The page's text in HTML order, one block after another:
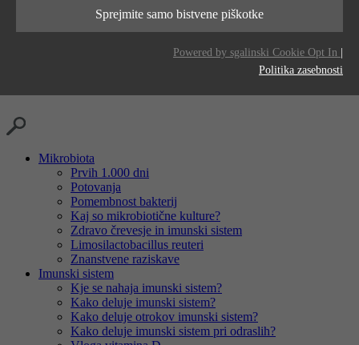
Mikrobiota
Prvih 1.000 dni
Potovanja
Pomembnost bakterij
Kaj so mikrobiotične kulture?
Zdravo črevesje in imunski sistem
Limosilactobacillus reuteri
Znanstvene raziskave
Imunski sistem
Kje se nahaja imunski sistem?
Kako deluje imunski sistem?
Kako deluje otrokov imunski sistem?
Kako deluje imunski sistem pri odraslih?
Ta piškotek se uporablja za shranjevanje vaših
nastavitev piškotkov za to spletno mesto.
LinkedIn
namen Tracking the use of embedded services.
Sprejmite samo bistvene piškotke
Powered by sgalinski Cookie Opt In
Politika zasebnosti